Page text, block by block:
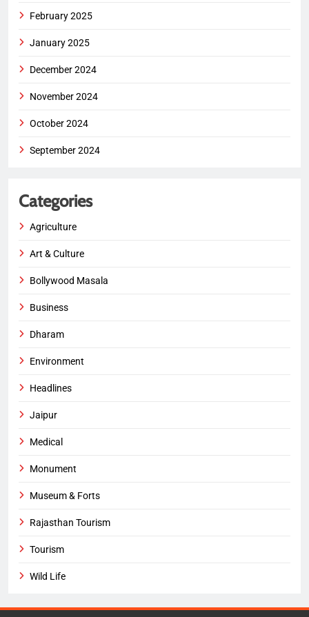
February 2025
January 2025
December 2024
November 2024
October 2024
September 2024
Categories
Agriculture
Art & Culture
Bollywood Masala
Business
Dharam
Environment
Headlines
Jaipur
Medical
Monument
Museum & Forts
Rajasthan Tourism
Tourism
Wild Life